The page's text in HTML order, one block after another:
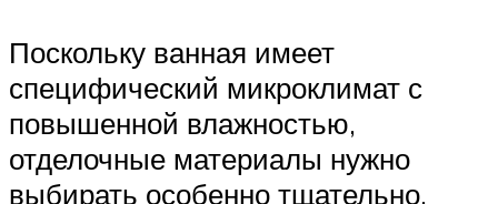
Поскольку ванная имеет
специфический микроклимат с
повышенной влажностью,
отделочные материалы нужно
выбирать особенно тщательно.